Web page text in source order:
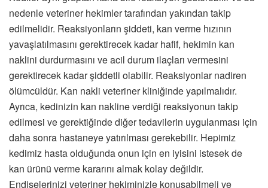
nedenle veteriner hekimler tarafından yakından takip
edilmelidir. Reaksiyonların şiddeti, kan verme hızının
yavaşlatılmasını gerektirecek kadar hafif, hekimin kan
naklini durdurmasını ve acil durum ilaçları vermesini
gerektirecek kadar şiddetli olabilir. Reaksiyonlar nadiren
ölümcüldür. Kan nakli veteriner kliniğinde yapılmalıdır.
Ayrıca, kedinizin kan nakline verdiği reaksiyonun takip
edilmesi ve gerektiğinde diğer tedavilerin uygulanması için
daha sonra hastaneye yatırılması gerekebilir. Hepimiz
kedimiz hasta olduğunda onun için en iyisini istesek de
kan ürünü verme kararını almak kolay değildir.
Endişelerinizi veteriner hekiminizle konuşabilmeli ve